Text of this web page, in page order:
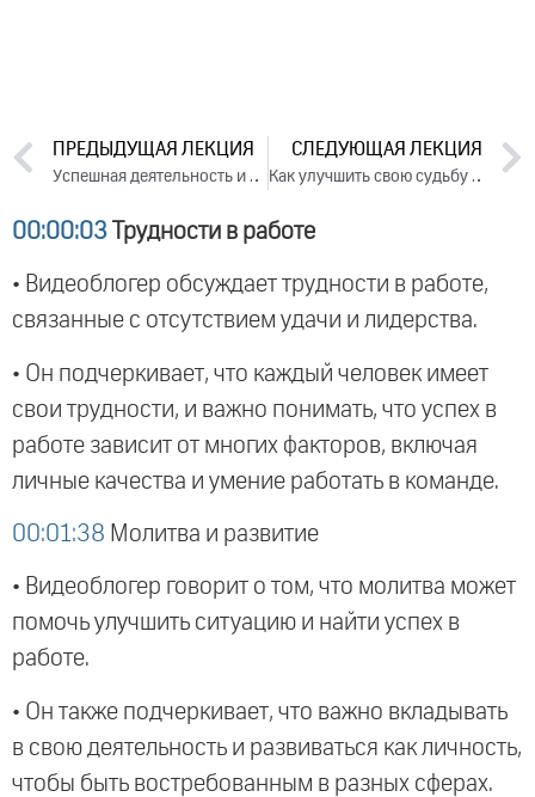
ПРЕДЫДУЩАЯ ЛЕКЦИЯ
Успешная деятельность и личное развитие в мегаполисе. Лекция 3 (2018)
СЛЕДУЮЩАЯ ЛЕКЦИЯ
Как улучшить свою судьбу в семье? Лекция 1 (2018)
00:00:03 Трудности в работе
• Видеоблогер обсуждает трудности в работе,
связанные с отсутствием удачи и лидерства.
• Он подчеркивает, что каждый человек имеет
свои трудности, и важно понимать, что успех в
работе зависит от многих факторов, включая
личные качества и умение работать в команде.
00:01:38 Молитва и развитие
• Видеоблогер говорит о том, что молитва может
помочь улучшить ситуацию и найти успех в
работе.
• Он также подчеркивает, что важно вкладывать
в свою деятельность и развиваться как личность,
чтобы быть востребованным в разных сферах.